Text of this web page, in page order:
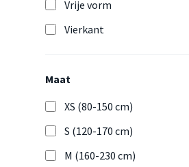
Vrije vorm
Vierkant
Maat
XS (80-150 cm)
S (120-170 cm)
M (160-230 cm)